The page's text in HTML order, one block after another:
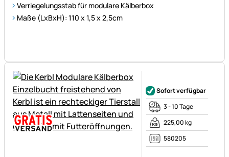
Verriegelungsstab für modulare Kälberbox
Maße (LxBxH): 110 x 1,5 x 2,5cm
Sofort verfügbar
3 - 10 Tage
225,00 kg
580205